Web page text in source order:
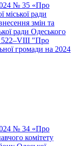
№ 35 «Про
міської ради
змін та
ради Одеського
522–VІII "Про
громади на 2024
№ 34 «Про
комітету